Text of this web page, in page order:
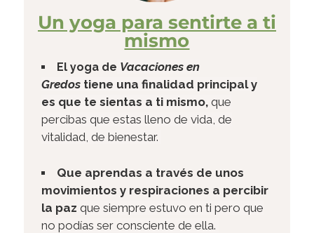
Un yoga para sentirte a ti
mismo​
El yoga de Vacaciones en
Gredostiene una finalidad principal y
es que te sientas a ti mismo,que
percibas que estas lleno de vida, de
vitalidad, de bienestar.
Que aprendas a través de unos
movimientos y respiraciones a percibir
la paz que siempre estuvo en ti pero que
no podías ser consciente de ella.